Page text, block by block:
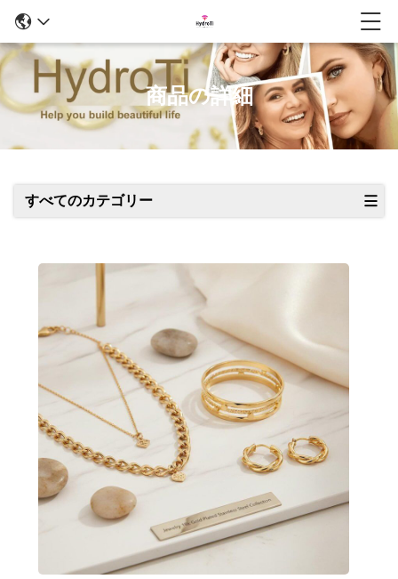
商品の詳細
すべてのカテゴリー